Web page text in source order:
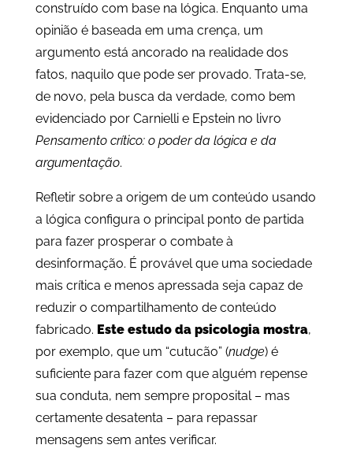
construído com base na lógica. Enquanto uma
opinião é baseada em uma crença, um
argumento está ancorado na realidade dos
fatos, naquilo que pode ser provado. Trata-se,
de novo, pela busca da verdade, como bem
evidenciado por Carnielli e Epstein no livro
Pensamento crítico: o poder da lógica e da
argumentação.
Refletir sobre a origem de um conteúdo usando
a lógica configura o principal ponto de partida
para fazer prosperar o combate à
desinformação. É provável que uma sociedade
mais crítica e menos apressada seja capaz de
reduzir o compartilhamento de conteúdo
fabricado. Este estudo da psicologia mostra,
por exemplo, que um “cutucão” (nudge) é
suficiente para fazer com que alguém repense
sua conduta, nem sempre proposital – mas
certamente desatenta – para repassar
mensagens sem antes verificar.